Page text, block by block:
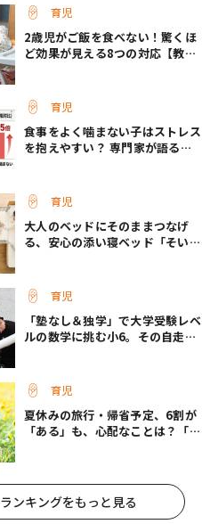
育児
2歳児がご飯を食べない！驚くほ
ど効果が見える8つの対応【教え
育児
食事をよく噛まない子はストレス
を抱えやすい？ 専門家が語る、
育児
大人のベッドにそのままつなげ
る、安心の添い寝ベッド「そいね
育児
「塾なし＆独学」で大学受験レベ
ルの数学に挑む小6。その自走力
育児
夏休みの旅行・帰省予定、6割が
「ある」も、心配なことは？「宿
ランキングをもっと見る